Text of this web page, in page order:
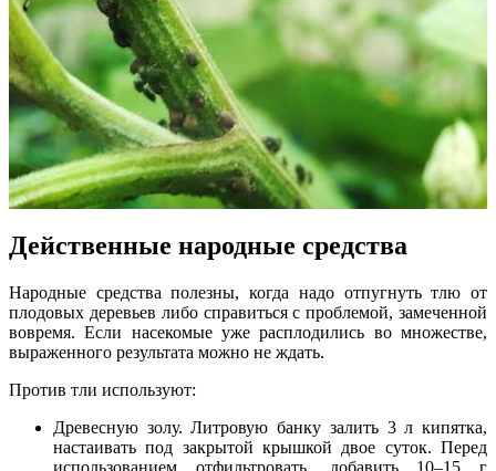
Действенные народные средства
Народные средства полезны, когда надо отпугнуть тлю от
плодовых деревьев либо справиться с проблемой, замеченной
вовремя. Если насекомые уже расплодились во множестве,
выраженного результата можно не ждать.
Против тли используют:
Древесную золу. Литровую банку залить 3 л кипятка,
настаивать под закрытой крышкой двое суток. Перед
использованием отфильтровать, добавить 10–15 г